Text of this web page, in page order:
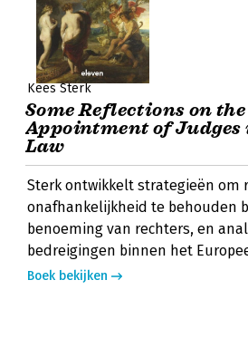
Kees Sterk
Some Reflections on
Appointment of Judges
Law
Sterk ontwikkelt strategieën om
onafhankelijkheid te behouden
benoeming van rechters, en
bedreigingen binnen het
Boek bekijken